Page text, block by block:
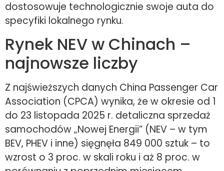
dostosowuje technologicznie swoje auta do
specyfiki lokalnego rynku.
Rynek NEV w Chinach –
najnowsze liczby
Z najświeższych danych China Passenger Car
Association (CPCA) wynika, że w okresie od 1
do 23 listopada 2025 r. detaliczna sprzedaż
samochodów „Nowej Energii” (NEV – w tym
BEV, PHEV i inne) sięgnęła 849 000 sztuk – to
wzrost o 3 proc. w skali roku i aż 8 proc. w